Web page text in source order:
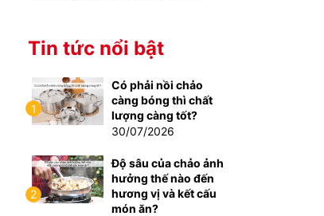
Tin tức nổi bật
1
Có phải nồi chảo
càng bóng thì chất
lượng càng tốt?
30/07/2026
2
Độ sâu của chảo ảnh
hưởng thế nào đến
hương vị và kết cấu
món ăn?